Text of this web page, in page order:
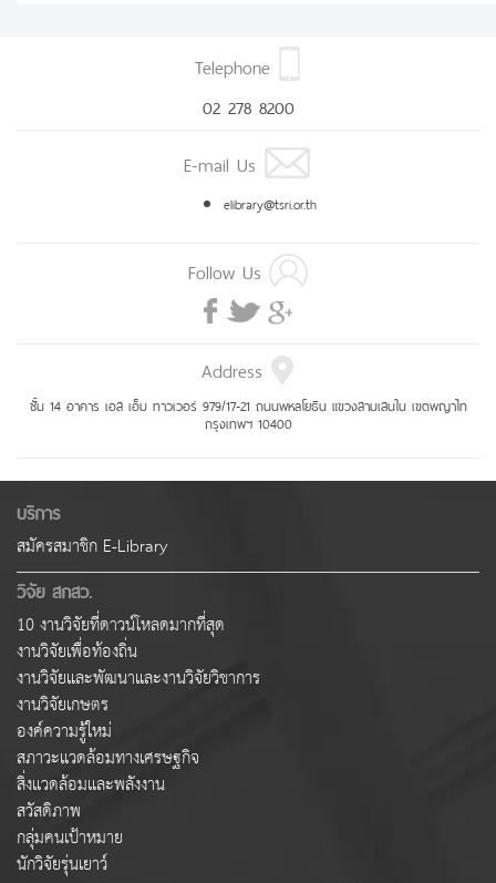
Telephone
02 278 8200
E-mail Us
elibrary@tsri.or.th
Follow Us
Address
ชั้น 14 อาคาร เอส เอ็ม ทาวเวอร์ 979/17-21 ถนนพหลโยธิน แขวงสามเสนใน เขตพญาไท
กรุงเทพฯ 10400
บริการ
สมัครสมาชิก E-Library
วิจัย สกสว.
10 งานวิจัยที่ดาวน์โหลดมากที่สุด
งานวิจัยเพื่อท้องถิ่น
งานวิจัยและพัฒนาและงานวิจัยวิชาการ
งานวิจัยเกษตร
องค์ความรู้ใหม่
สภาวะแวดล้อมทางเศรษฐกิจ
สิ่งแวดล้อมและพลังงาน
สวัสดิภาพ
กลุ่มคนเป้าหมาย
นักวิจัยรุ่นเยาว์